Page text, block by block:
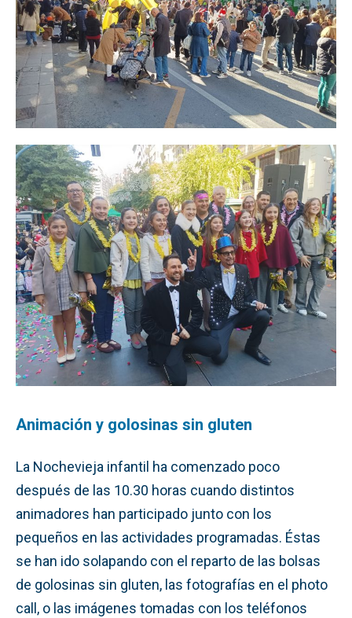
Animación y golosinas sin gluten
La Nochevieja infantil ha comenzado poco
después de las 10.30 horas cuando distintos
animadores han participado junto con los
pequeños en las actividades programadas. Éstas
se han ido solapando con el reparto de las bolsas
de golosinas sin gluten, las fotografías en el photo
call, o las imágenes tomadas con los teléfonos